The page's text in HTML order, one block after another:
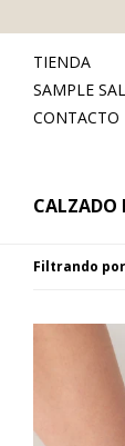
TIENDA
SAMPLE
CONTACTO
CALZADO
Filtrando